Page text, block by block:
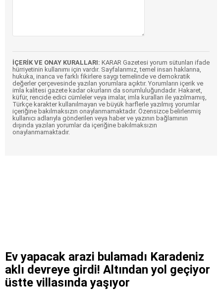
İÇERİK VE ONAY KURALLARI: KARAR Gazetesi yorum sütunları ifade
hürriyetinin kullanımı için vardır. Sayfalarımız, temel insan haklarına,
hukuka, inanca ve farklı fikirlere saygı temelinde ve demokratik
değerler çerçevesinde yazılan yorumlara açıktır. Yorumların içerik ve
imla kalitesi gazete kadar okurların da sorumluluğundadır. Hakaret,
küfür, rencide edici cümleler veya imalar, imla kuralları ile yazılmamış,
Türkçe karakter kullanılmayan ve büyük harflerle yazılmış yorumlar
içeriğine bakılmaksızın onaylanmamaktadır. Özensizce belirlenmiş
kullanıcı adlarıyla gönderilen veya haber ve yazının bağlamının
dışında yazılan yorumlar da içeriğine bakılmaksızın
onaylanmamaktadır.
Ev yapacak arazi bulamadı Karadeniz
aklı devreye girdi! Altından yol geçiyor
üstte villasında yaşıyor